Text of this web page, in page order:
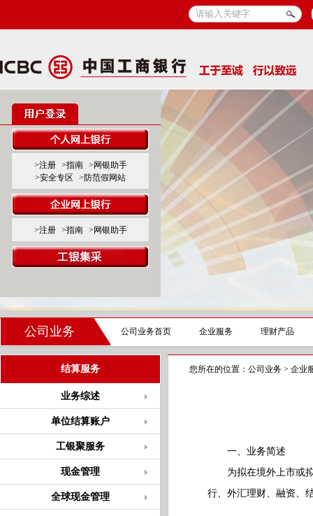
>注册 >指南
>网银助手
>安全专区
>防范假网站
>注册 >指南 >网银助手
公司业务 公司业务首页 企业服务 理财产品
结算服务
业务综述
单位结算账户
工银聚服务
现金管理
全球现金管理
您所在的位置： 公司业务 > 企业
一、业务简述
为拟在境外上市或拟
行、外汇理财、融资、